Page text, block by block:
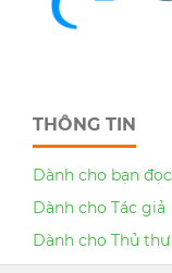
THÔNG TIN
Dành cho bạn đọc
Dành cho Tác giả
Dành cho Thủ thư